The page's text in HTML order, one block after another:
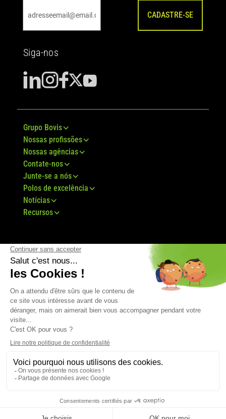
CADASTRE-SE
Siga-nos
Grupo Bovis
Nossas profissões
Nossas agências
Contate-nos
Junte-se a nós
Polos de excelência
Notícias
Recursos
© Grupo Bovis 2024 - Aviso Legal-
do Site
TCV